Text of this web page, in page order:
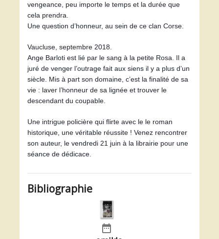
vengeance, peu importe le temps et la durée que
cela prendra.
Une question d’honneur, au sein de ce clan Corse.
Vaucluse, septembre 2018.
Ange Barloti est lié par le sang à la petite Rosa. Il a
juré de venger l’outrage fait aux siens il y a plus d’un
siècle. Mis à part son domaine, c’est la finalité de sa
vie : laver l’honneur de sa lignée et trouver le
descendant du coupable.
Une intrigue policière qui flirte avec le le roman
historique, une véritable réussite ! Venez rencontrer
son auteur, le vendredi 21 juin à la librairie pour une
séance de dédicace.
Bibliographie
date_range